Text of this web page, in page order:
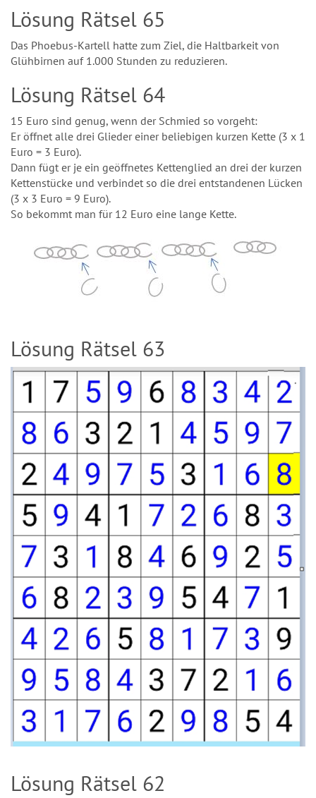
Lösung Rätsel 65
Das Phoebus-Kartell hatte zum Ziel, die Haltbarkeit von
Glühbirnen auf 1.000 Stunden zu reduzieren.
Lösung Rätsel 64
15 Euro sind genug, wenn der Schmied so vorgeht:
Er öffnet alle drei Glieder einer beliebigen kurzen Kette (3 x 1
Euro = 3 Euro).
Dann fügt er je ein geöffnetes Kettenglied an drei der kurzen
Kettenstücke und verbindet so die drei entstandenen Lücken
(3 x 3 Euro = 9 Euro).
So bekommt man für 12 Euro eine lange Kette.
Lösung Rätsel 63
Lösung Rätsel 62